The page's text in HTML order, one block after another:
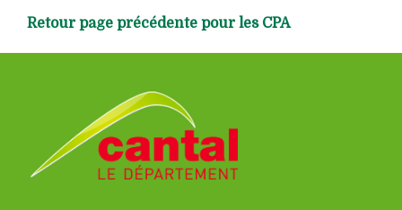
Retour page précédente pour les CPA